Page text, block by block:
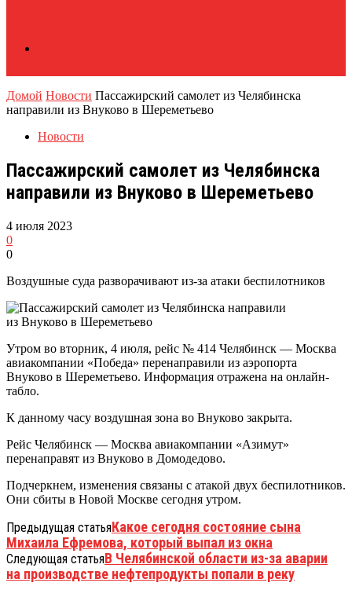
Домой Новости Пассажирский самолет из Челябинска
направили из Внуково в Шереметьево
Новости
Пассажирский самолет из Челябинска
направили из Внуково в Шереметьево
4 июля 2023
0
0
Воздушные суда разворачивают из-за атаки беспилотников
Утром во вторник, 4 июля, рейс № 414 Челябинск — Москва
авиакомпании «Победа» перенаправили из аэропорта
Внуково в Шереметьево. Информация отражена на онлайн-
табло.
К данному часу воздушная зона во Внуково закрыта.
Рейс Челябинск — Москва авиакомпании «Азимут»
перенаправят из Внуково в Домодедово.
Подчеркнем, изменения связаны с атакой двух беспилотников.
Они сбиты в Новой Москве сегодня утром.
Предыдущая статьяКакое сегодня состояние сына
Михаила Ефремова, который выпал из окна
Следующая статьяВ Челябинской области из-за аварии
на производстве нефтепродукты попали в реку